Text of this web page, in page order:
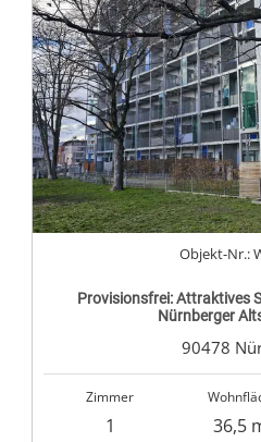
Provisionsfrei: Attraktives
Nürnberger
Objekt-Nr.:
90478
Zimmer
1 36,5